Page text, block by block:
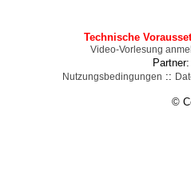
Technische
Video-Vorlesung
Nutzungsbedingungen ::
©